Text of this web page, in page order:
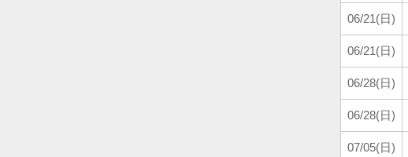
06/21(日)
06/21(日)
06/28(日)
06/28(日)
07/05(日)